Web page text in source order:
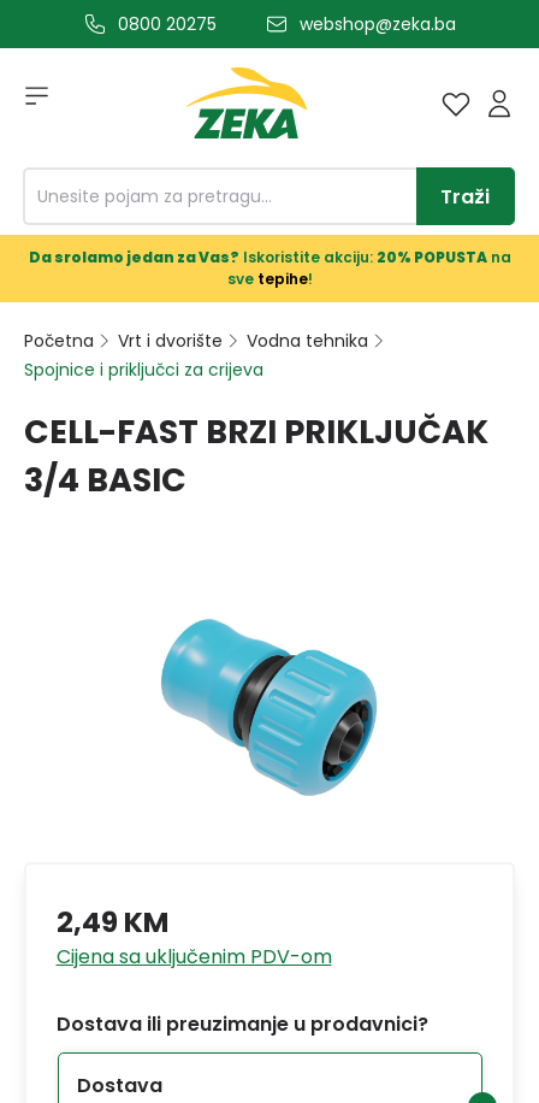
glavni sadržaj0800 20275 webshop@zeka.ba
Traži
Da srolamo jedan za Vas? Iskoristite akciju: 20% POPUSTAna
sve tepihe!
Početna Vrt i dvorište
Vodna tehnika
Spojnice i priključci za crijeva
CELL-FAST BRZI PRIKLJUČAK
3/4 BASIC
2,49 KM
Cijena sa uključenim PDV-om
Dostava ili preuzimanje u prodavnici?
Dostava